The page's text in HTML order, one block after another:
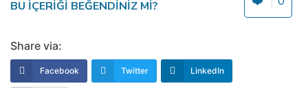
BU IÇERIĞI BEĞENDINIZ MI?
Share via:
Facebook Twitter LinkedIn